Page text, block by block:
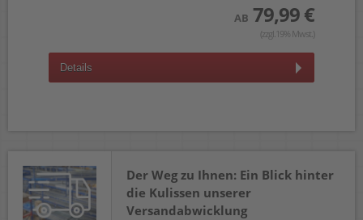
AB 79,99 €
(zzgl.19% Mwst.)
Details
Der Weg zu Ihnen: Ein Blick hinter
die Kulissen unserer
Versandabwicklung